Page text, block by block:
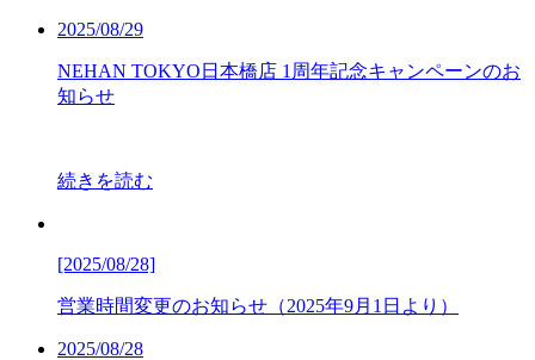
2025/08/29
NEHAN TOKYO日本橋店 1周年記念キャンペーンのお
知らせ
続きを読む
[2025/08/28]
営業時間変更のお知らせ（2025年9月1日より）
2025/08/28